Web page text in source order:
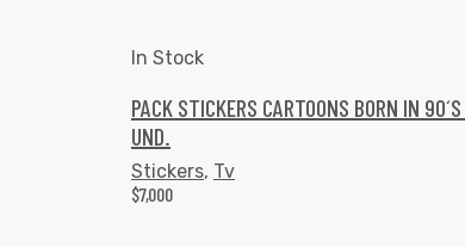
In Stock
PACK STICKERS CARTOONS BORN IN
UND.
Stickers, Tv
$7,000